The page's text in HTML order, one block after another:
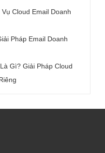
Cloud Email Doanh
Pháp Email Doanh
Gì? Giải Pháp Cloud